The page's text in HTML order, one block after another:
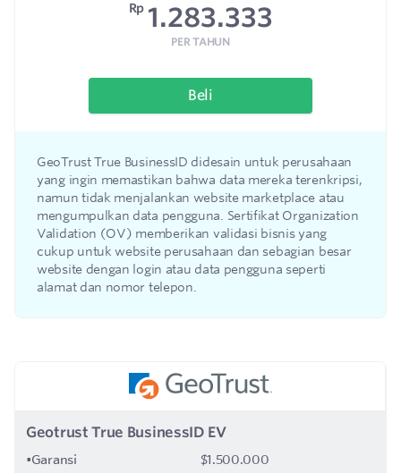
Rp 1.283.333
PER TAHUN
Beli
GeoTrust True BusinessID didesain untuk perusahaan
yang ingin memastikan bahwa data mereka terenkripsi,
namun tidak menjalankan website marketplace atau
mengumpulkan data pengguna. Sertifikat Organization
Validation (OV) memberikan validasi bisnis yang
cukup untuk website perusahaan dan sebagian besar
website dengan login atau data pengguna seperti
alamat dan nomor telepon.
Geotrust True BusinessID EV
•Garansi
$1.500.000